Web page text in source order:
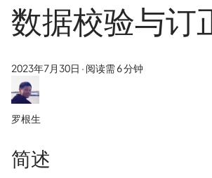
数据校验与订
2023年7月30日 · 阅读需 6 分钟
罗根生
简述